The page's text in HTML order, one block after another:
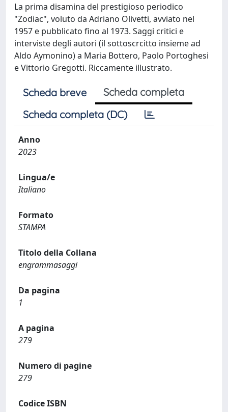
La prima disamina del prestigioso periodico
"Zodiac", voluto da Adriano Olivetti, avviato nel
1957 e pubblicato fino al 1973. Saggi critici e
interviste degli autori (il sottoscrcitto insieme ad
Aldo Aymonino) a Maria Bottero, Paolo Portoghesi
e Vittorio Gregotti. Riccamente illustrato.
Scheda breve
Scheda completa
Scheda completa (DC)
Anno
2023
Lingua/e
Italiano
Formato
STAMPA
Titolo della Collana
engrammasaggi
Da pagina
1
A pagina
279
Numero di pagine
279
Codice ISBN